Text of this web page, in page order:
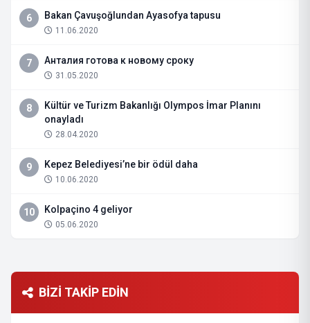
6 Bakan Çavuşoğlundan Ayasofya tapusu
11.06.2020
7 Анталия готова к новому сроку
31.05.2020
8
Kültür ve Turizm Bakanlığı Olympos İmar Planını
onayladı
28.04.2020
9 Kepez Belediyesi’ne bir ödül daha
10.06.2020
10 Kolpaçino 4 geliyor
05.06.2020
BİZİ TAKİP EDİN